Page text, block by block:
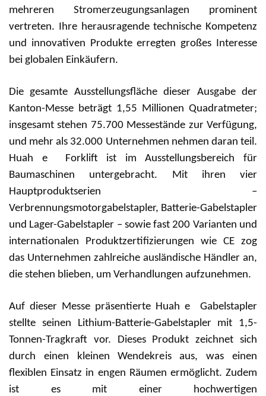
mehreren Stromerzeugungsanlagen prominent
vertreten. Ihre herausragende technische Kompetenz
und innovativen Produkte erregten großes Interesse
bei globalen Einkäufern.
Die gesamte Ausstellungsfläche dieser Ausgabe der
Kanton-Messe beträgt 1,55 Millionen Quadratmeter;
insgesamt stehen 75.700 Messestände zur Verfügung,
und mehr als 32.000 Unternehmen nehmen daran teil.
Huah e
Forklift ist im Ausstellungsbereich für
Baumaschinen untergebracht. Mit ihren vier
Hauptproduktserien –
Verbrennungsmotorgabelstapler, Batterie-Gabelstapler
und Lager-Gabelstapler – sowie fast 200 Varianten und
internationalen Produktzertifizierungen wie CE zog
das Unternehmen zahlreiche ausländische Händler an,
die stehen blieben, um Verhandlungen aufzunehmen.
Auf dieser Messe präsentierte Huah e
Gabelstapler
stellte seinen Lithium-Batterie-Gabelstapler mit 1,5-
Tonnen-Tragkraft vor. Dieses Produkt zeichnet sich
durch einen kleinen Wendekreis aus, was einen
flexiblen Einsatz in engen Räumen ermöglicht. Zudem
ist es mit einer hochwertigen